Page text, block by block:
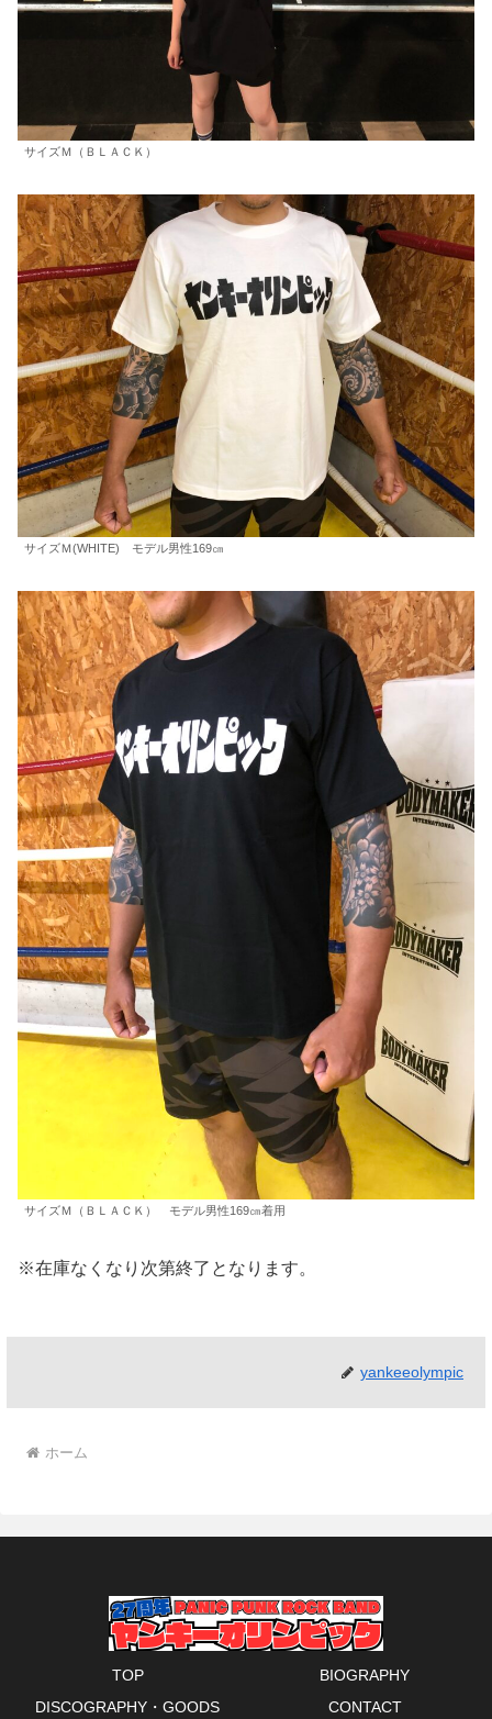
サイズＭ（ＢＬＡＣＫ）
サイズＭ(WHITE) モデル男性169㎝
サイズＭ（ＢＬＡＣＫ） モデル男性169㎝着用
※在庫なくなり次第終了となります。
yankeeolympic
ホーム
TOP
BIOGRAPHY
DISCOGRAPHY・GOODS
CONTACT